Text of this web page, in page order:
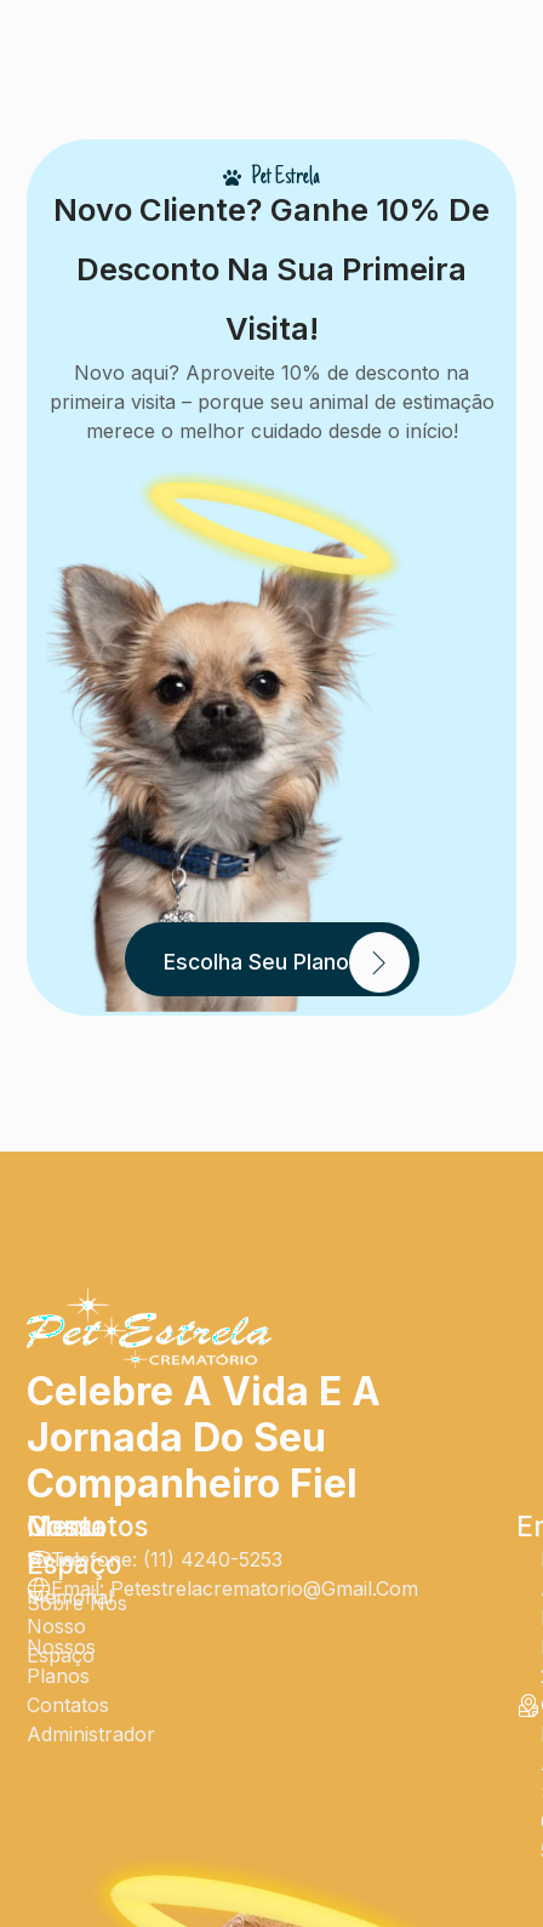
Pet Estrela
Novo Cliente? Ganhe 10% De
Desconto Na Sua Primeira
Visita!
Novo aqui? Aproveite 10% de desconto na
primeira visita – porque seu animal de estimação
merece o melhor cuidado desde o início!
Escolha Seu Plano
Celebre A Vida E A
Jornada Do Seu
Companheiro Fiel
Menu
Home
Sobre Nós
Nossos
Planos
Contatos
Administrador
Nosso
Espaço
Memorial
Nosso
Espaço
Contatos
Telefone: (11) 4240-5253
Email: Petestrelacrematorio@gmail.com